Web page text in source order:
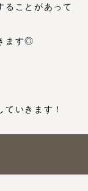
ることがあって
ます◎
いきます！